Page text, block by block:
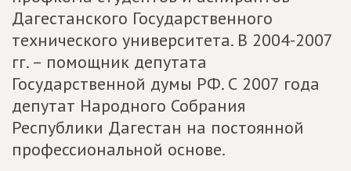
Дагестанского Государственного
технического университета. В 2004-2007
гг. – помощник депутата
Государственной думы РФ. С 2007 года
депутат Народного Собрания
Республики Дагестан на постоянной
профессиональной основе.